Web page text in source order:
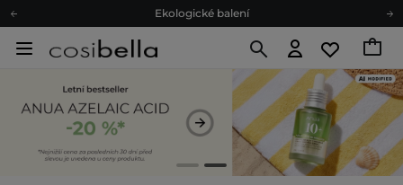
Doporučovací Program
Odeslání do 24 hod.
Ekologické balení
Doporučovací Program
Odeslání do 24 hod.
Darkové karty